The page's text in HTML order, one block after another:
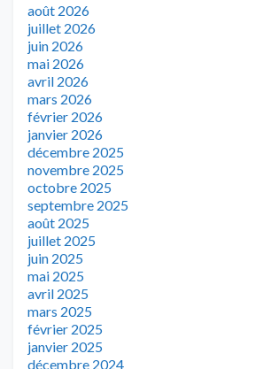
août 2026
juillet 2026
juin 2026
mai 2026
avril 2026
mars 2026
février 2026
janvier 2026
décembre 2025
novembre 2025
octobre 2025
septembre 2025
août 2025
juillet 2025
juin 2025
mai 2025
avril 2025
mars 2025
février 2025
janvier 2025
décembre 2024